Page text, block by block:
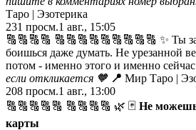
Таро | Эзотерика
231 просм.1 авг., 15:05
🔠🔠🔠🔠 🔠🔠🔠🔠🔠🔠🔠🔠🔠 ✨ Ты
боишься даже думать. Не урезанной
потом - именно этого и именно
если откликается 🧡 📍 Мир Таро |
208 просм.1 авг., 13:00
🔠🔠🔠🔠🔠 🔠🔠🔠🔠 🌿 🃏 Не
карты